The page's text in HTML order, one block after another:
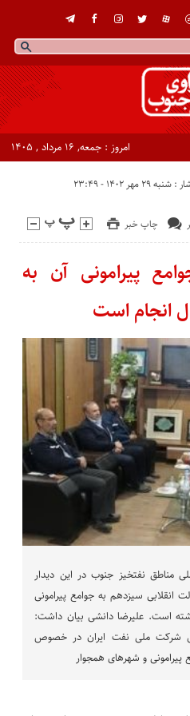
امروز : جمعه, ۱۶ مرداد , ۱۴۰۵
۲۹ مهر ۱۴۰۲ - ۲۳:۴۹
چاپ خبر
پیرامونی آن به
انجام است
مناطق نفتخیز جنوب در این دیدار
سیزدهم به جوامع پیرامونی
است. علیرضا دانشی بیان داشت:
شرکت ملی نفت ایران در خصوص
و شهرهای همجوار